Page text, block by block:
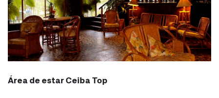
Área de estar Ceiba Top